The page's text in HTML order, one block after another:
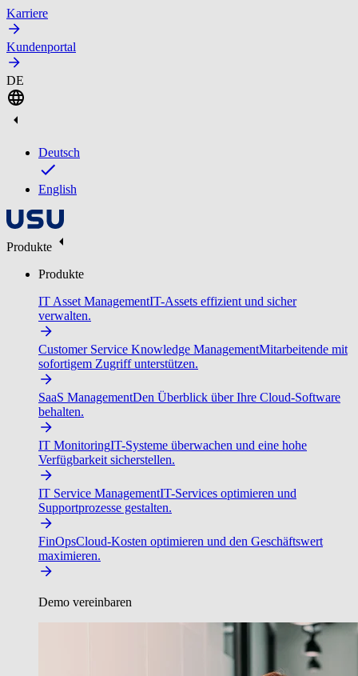
Karriere
Kundenportal
DE
Deutsch
English
Produkte
Produkte
IT Asset ManagementIT-Assets effizient und sicher
verwalten.
Customer Service Knowledge ManagementMitarbeitende mit
sofortigem Zugriff unterstützen.
SaaS ManagementDen Überblick über Ihre Cloud-Software
behalten.
IT MonitoringIT-Systeme überwachen und eine hohe
Verfügbarkeit sicherstellen.
IT Service ManagementIT-Services optimieren und
Supportprozesse gestalten.
FinOpsCloud-Kosten optimieren und den Geschäftswert
maximieren.
Demo vereinbaren